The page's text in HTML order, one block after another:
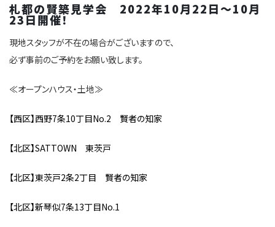
札都の賢築見学会 2022年10月22日～10月
23日開催！
現地スタッフが不在の場合がございますので、
必ず事前のご予約をお願い致します。
≪オープンハウス・土地≫
【西区】西野7条10丁目No.2 賢者の知家
【北区】SATTOWN 東茨戸
【北区】東茨戸2条2丁目 賢者の知家
【北区】新琴似7条13丁目No.1